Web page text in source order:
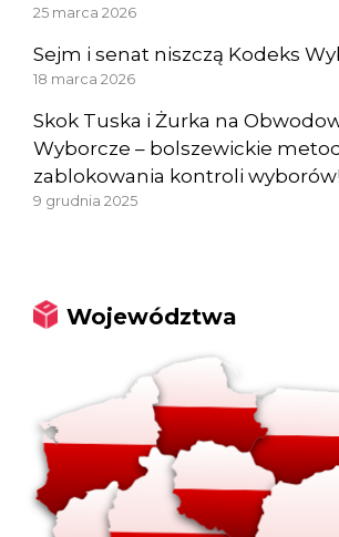
25 marca 2026
Sejm i senat niszczą Kodeks
18 marca 2026
Skok Tuska i Żurka na
Wyborcze – bolszewickie
zablokowania kontroli
9 grudnia 2025
Województwa